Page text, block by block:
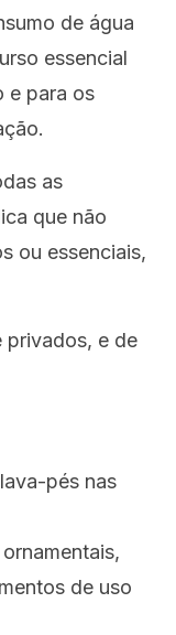
de água
essencial
e para os
as
que não
ou essenciais,
privados, e de
pés nas
de uso